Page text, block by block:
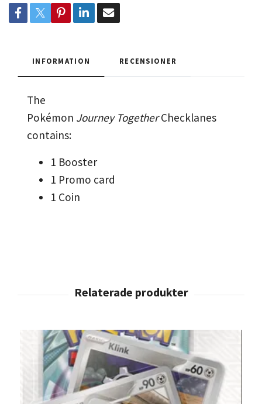
INFORMATION RECENSIONER
The
Pokémon JourneyTogetherChecklanes
contains:
1 Booster
1 Promo card
1 Coin